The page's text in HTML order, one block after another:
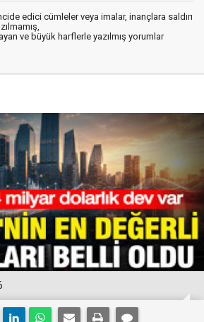
edici cümleler veya imalar, inançlara saldırı
ve büyük harflerle yazılmış yorumlar